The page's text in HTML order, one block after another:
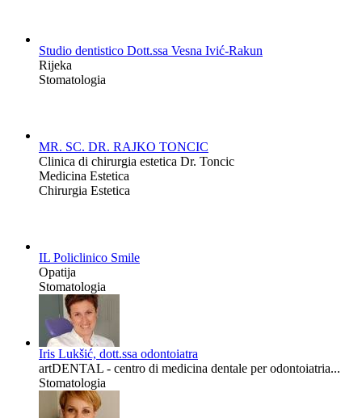
Studio dentistico Dott.ssa Vesna Ivić-Rakun
Rijeka
Stomatologia
MR. SC. DR. RAJKO TONCIC
Clinica di chirurgia estetica Dr. Toncic
Medicina Estetica
Chirurgia Estetica
IL Policlinico Smile
Opatija
Stomatologia
Iris Lukšić, dott.ssa odontoiatra
artDENTAL - centro di medicina dentale per odontoiatria...
Stomatologia